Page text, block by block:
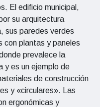
El edificio municipal,
su arquitectura
sus paredes verdes
con plantas y paneles
prevalece la
y es un ejemplo de
de construcción
y «circulares». Las
ergonómicas y